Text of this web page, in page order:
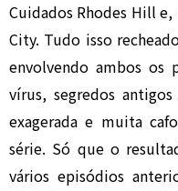
Cuidados Rhodes Hill
City. Tudo isso
envolvendo ambos os
vírus, segredos
exagerada e muita
série. Só que o
vários episódios